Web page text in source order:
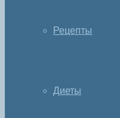
Рецепты
Диеты